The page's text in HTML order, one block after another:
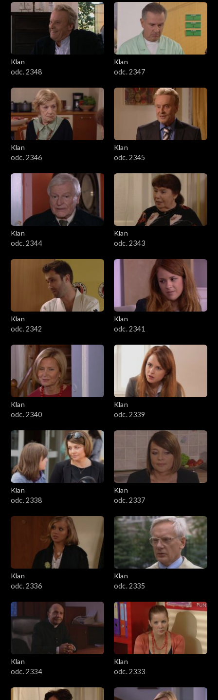
Klan
odc. 2348
Klan
odc. 2347
Klan
odc. 2346
Klan
odc. 2345
Klan
odc. 2344
Klan
odc. 2343
Klan
odc. 2342
Klan
odc. 2341
Klan
odc. 2340
Klan
odc. 2339
Klan
odc. 2338
Klan
odc. 2337
Klan
odc. 2336
Klan
odc. 2335
Klan
odc. 2334
Klan
odc. 2333